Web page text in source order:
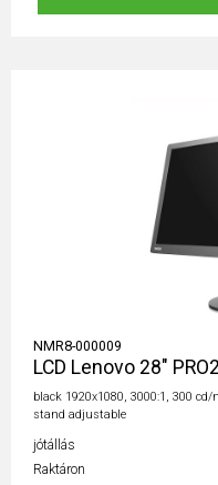
NMR8-000009
LCD Lenovo 28"
black 1920x1080, 3000:1, 300
stand adjustable
jótállás
Raktáron